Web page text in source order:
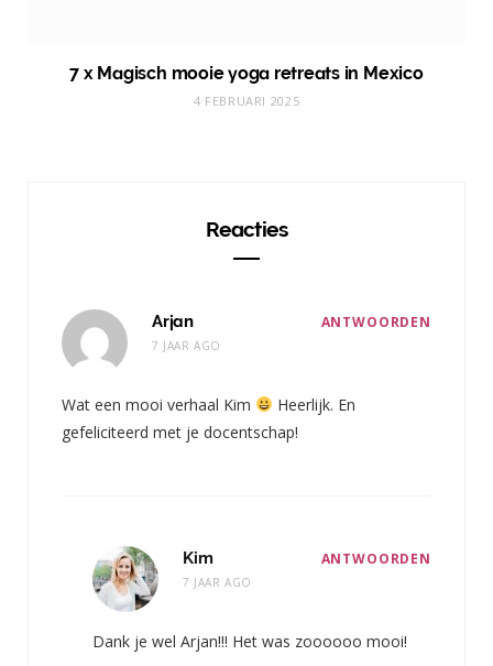
7 x Magisch mooie yoga retreats in Mexico
4 FEBRUARI 2025
Reacties
Arjan
7 JAAR AGO
ANTWOORDEN
Wat een mooi verhaal Kim
Heerlijk. En
gefeliciteerd met je docentschap!
Kim
7 JAAR AGO
ANTWOORDEN
Dank je wel Arjan!!! Het was zoooooo mooi!